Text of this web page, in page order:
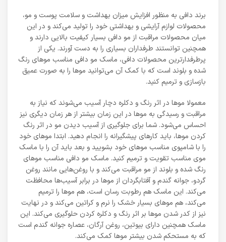
برند دافی به منظور افزایش میزان بهداشت و سلامت پوست و مو،
محصولات لوازم آرایشی و بهداشتی خود را تولید می‌کند و در این
میان محصولات مراقبت از مو دافی بسیار کیفیت بالایی دارند و
همچنین توانستند طرفداران بسیاری را به دست آورند. یکی از
پرطرفدارترین محصولات دافی، ماسک مو دافی مناسب موهای رنگ
شده و بلوند است که با کمک آن می‌توانید موها را به صورت عمیق
بازسازی و ترمیم کنید.
معمولا موها در اثر رنگ و دکلره دچار آسیب می‌شوند که نیاز به
مراقبت و رسیدگی به موها در این زمان بیشتر از هر زمان دیگری نیز
احساس می‌شود. شما برای جلوگیری از آسیب دیدن مو در اثر رنگ
کردن موها، باید کارهای پیشگیرانه را انجام دهید. ابتدا موهای خود
را با شامپوی مناسب موهای خود بشویید و بعد باید آن را با ماسک
موی مناسب تقویت و ترمیم کنید. ماسک مو دافی مناسب موهای
رنگ شده و بلوند از مو مراقبت می‌کند و با روغن‌هایی مانند روغن
گردو، جوانه گندم و آفتابگردان از موها در برابر آسیب‌ها محافظت
می‌کند. این ماسک هم رطوبت‌ رسان است، هم موها را ترمیم
می‌کند، هم موهای بسیار خشک را نرم و کراتین می‌کند و در نهایت
نیز از کدر شدن موها بر اثر رنگ و دکلره کردن حلوگیری می‌کند. این
ماسک همچنین دارای بیوتین، روغن آرگان، عصاره جوانه گندم است
که به مستحکم شدن بیشتر موها کمک می‌کند.